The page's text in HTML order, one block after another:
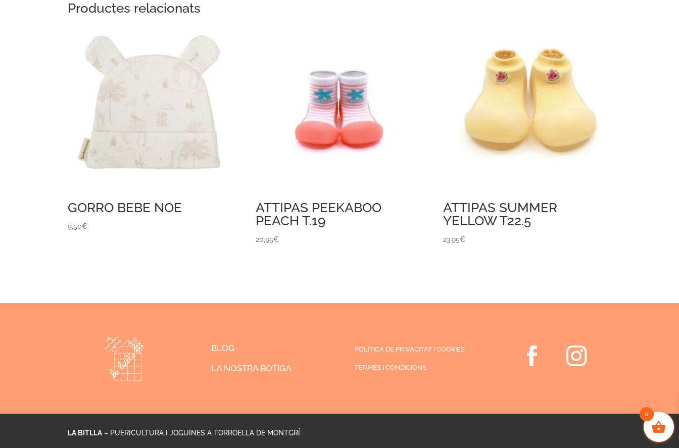
Productes relacionats
GORRO BEBE NOE
9,50€
ATTIPAS PEEKABOO
PEACH T.19
20,95€
ATTIPAS SUMMER
YELLOW T22.5
23,95€
BLOG
LA NOSTRA BOTIGA
POLÍTICA DE PRIVACITAT I COOKIES
TERMES I CONDICIONS
LA BITLLA – PUERICULTURA I JOGUINES A TORROELLA DE MONTGRÍ
0